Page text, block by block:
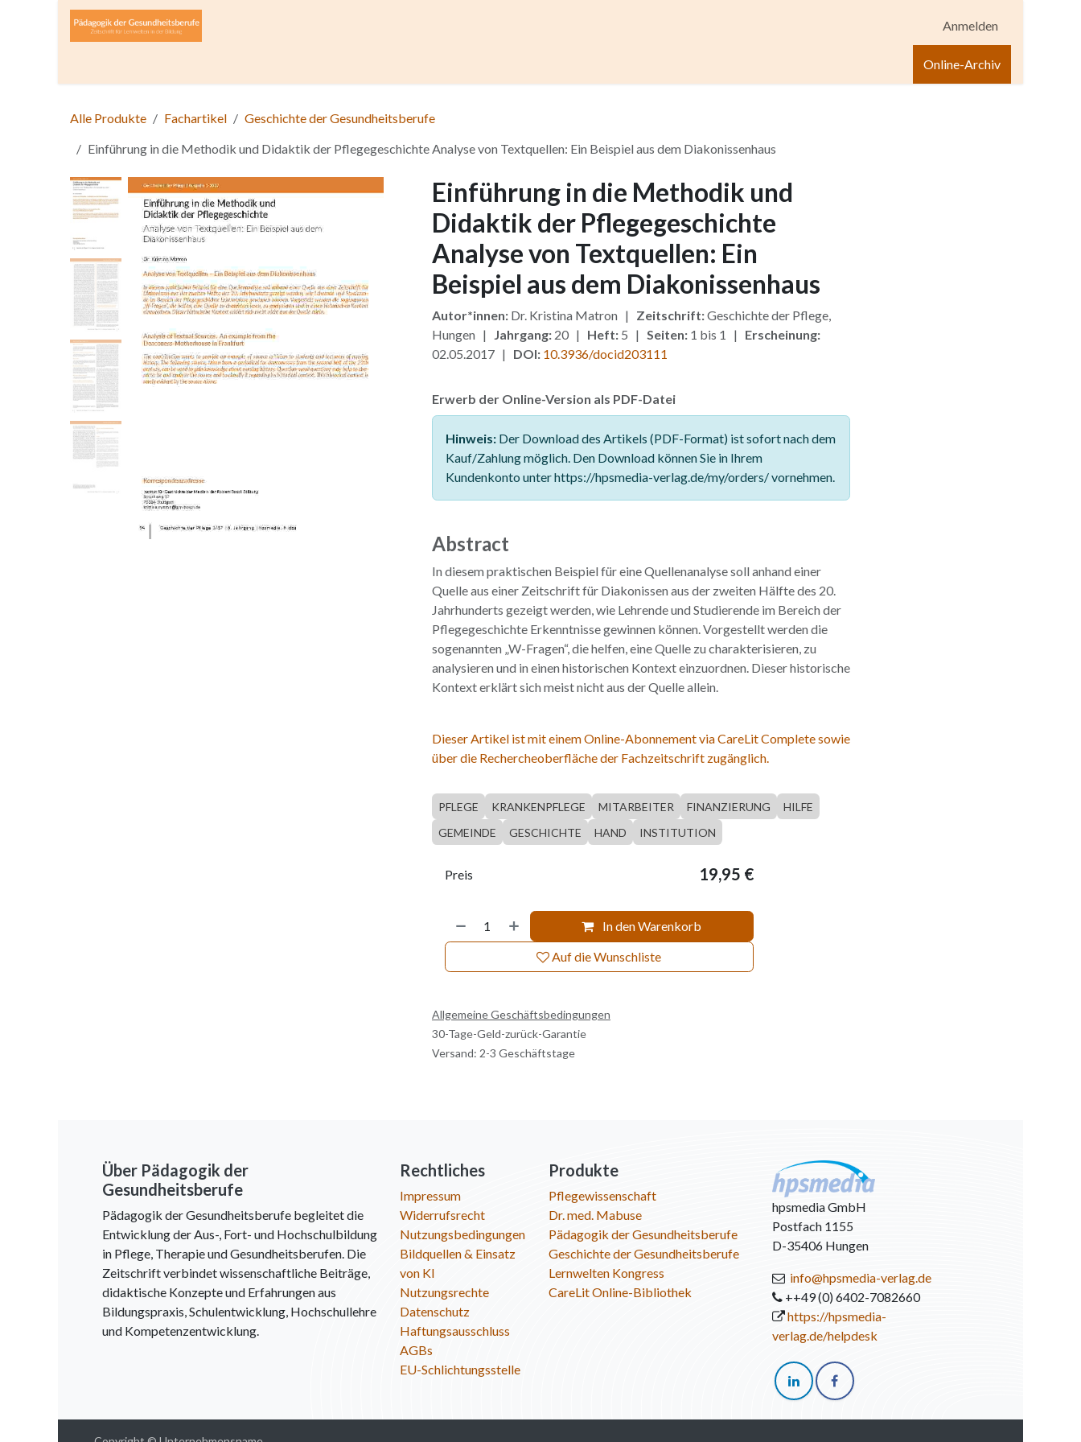
Zum Inhalt springen
Anmelden
Online-Archiv
Alle Produkte Fachartikel
Geschichte der Gesundheitsberufe
Einführung in die Methodik und Didaktik der Pflegegeschichte Analyse von Textquellen: Ein Beispiel aus dem Diakonissenhaus
Einführung in die Methodik und
Didaktik der Pflegegeschichte
Analyse von Textquellen: Ein
Beispiel aus dem Diakonissenhaus
Autor*innen:Dr. Kristina Matron | Zeitschrift:Geschichte der Pflege,
Hungen | Jahrgang:20 | Heft:5 | Seiten:1 bis 1 | Erscheinung:
02.05.2017 | DOI: 10.3936/docid203111
Erwerb der Online-Version als PDF-Datei
Hinweis:Der Download des Artikels (PDF-Format) ist sofort nach dem
Kauf/Zahlung möglich. Den Download können Sie in Ihrem
Kundenkonto unter https://hpsmedia-verlag.de/my/orders/ vornehmen.
Abstract
In diesem praktischen Beispiel für eine Quellenanalyse soll anhand einer
Quelle aus einer Zeitschrift für Diakonissen aus der zweiten Hälfte des 20.
Jahrhunderts gezeigt werden, wie Lehrende und Studierende im Bereich der
Pflegegeschichte Erkenntnisse gewinnen können. Vorgestellt werden die
sogenannten „W-Fragen“, die helfen, eine Quelle zu charakterisieren, zu
analysieren und in einen historischen Kontext einzuordnen. Dieser historische
Kontext erklärt sich meist nicht aus der Quelle allein.
Dieser Artikel ist mit einem Online-Abonnement via CareLit Complete sowie
über die Rechercheoberfläche der Fachzeitschrift zugänglich.
PFLEGE KRANKENPFLEGE MITARBEITER FINANZIERUNG
HILFE
GEMEINDE
GESCHICHTE HAND INSTITUTION
In den Warenkorb
Auf die Wunschliste
Preis 19,95 €
Allgemeine Geschäftsbedingungen
30-Tage-Geld-zurück-Garantie
Versand: 2-3 Geschäftstage
Über Pädagogik der
Gesundheitsberufe
Pädagogik der Gesundheitsberufe begleitet die
Entwicklung der Aus-, Fort- und Hochschulbildung
in Pflege, Therapie und Gesundheitsberufen. Die
Zeitschrift verbindet wissenschaftliche Beiträge,
didaktische Konzepte und Erfahrungen aus
Bildungspraxis, Schulentwicklung, Hochschullehre
und Kompetenzentwicklung.
Rechtliches
Impressum
Widerrufsrecht
Nutzungsbedingungen
Bildquellen & Einsatz
von KI
Nutzungsrechte
Datenschutz
Haftungsausschluss
AGBs
EU-Schlichtungsstelle
Produkte
Pflegewissenschaft
Dr. med. Mabuse
Pädagogik der Gesundheitsberufe
Geschichte der Gesundheitsberufe
Lernwelten Kongress
CareLit Online-Bibliothek
hpsmedia GmbH
Postfach 1155
D-35406 Hungen
info@hpsmedia-verlag.de
++49 (0) 6402-7082660
https://hpsmedia-
verlag.de/helpdesk